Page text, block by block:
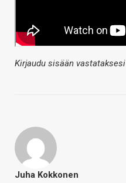
Kirjaudu sisään vastataksesi
Juha Kokkonen